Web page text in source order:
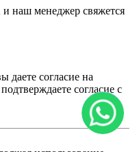
наш менеджер свяжется
согласие на
согласие с